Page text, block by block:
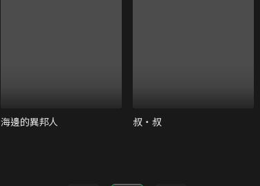
海邊的異邦人 叔‧叔